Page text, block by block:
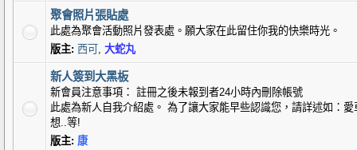
聚會照片張貼處
此處為聚會活動照片發表處。願大家在此留住你我的快樂時光。
版主: 西可 , 大蛇丸
新人簽到大黑板
新會員注意事項： 註冊之後未報到者24小時內刪除帳號
此處為新人自我介紹處。 為了讓大家能早些認識您，請詳述如：
想..等!
版主: 康